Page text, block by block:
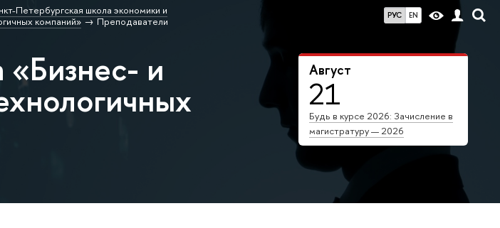
РУС EN
Петербургская школа экономики и
компаний» Преподаватели
Август
21
Будь в курсе 2026: Зачисление в
магистратуру — 2026
и